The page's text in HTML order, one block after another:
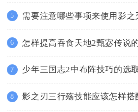
5 需要注意哪些事项来使用影之
6 怎样提高吞食天地2甄宓传说
7
8 影之刃三行殇技能应该怎样搭